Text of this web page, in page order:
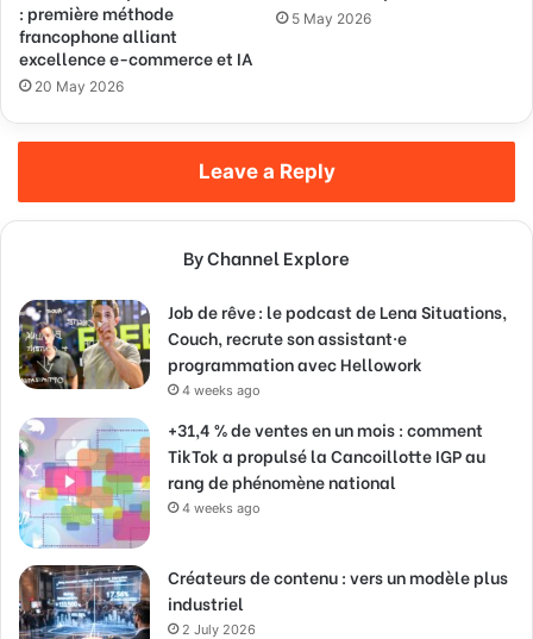
: première méthode
francophone alliant
excellence e-commerce et IA
20 May 2026
5 May 2026
Leave a Reply
By Channel Explore
Job de rêve : le podcast de Lena Situations,
Couch, recrute son assistant·e
programmation avec Hellowork
4 weeks ago
+31,4 % de ventes en un mois : comment
TikTok a propulsé la Cancoillotte IGP au
rang de phénomène national
4 weeks ago
Créateurs de contenu : vers un modèle plus
industriel
2 July 2026